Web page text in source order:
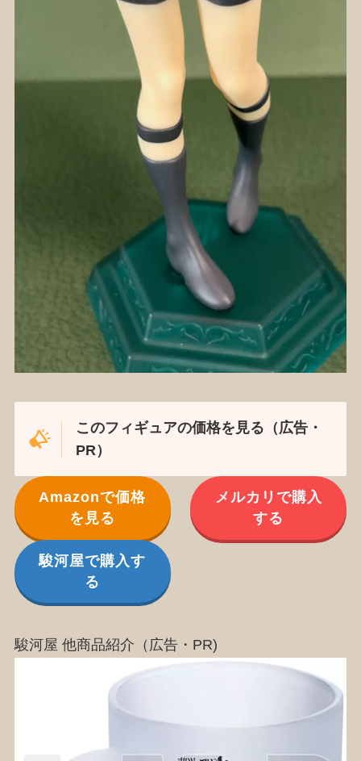
このフィギュアの価格を見る（広告・
PR）
Amazonで価格
を見る
メルカリで購入
する
駿河屋で購入す
る
駿河屋 他商品紹介（広告・PR)